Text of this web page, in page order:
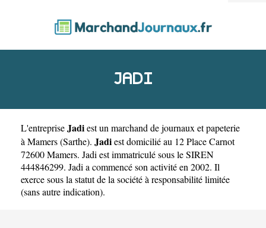
JADI
L'entrepriseJadiest un marchand de journaux et papeterie
à Mamers(Sarthe). Jadiest domicilié au 12 Place Carnot
72600 Mamers. Jadi est immatriculé sous le SIREN
444846299. Jadi a commencé son activité en 2002. Il
exerce sous la statut de la société à responsabilité limitée
(sans autre indication).